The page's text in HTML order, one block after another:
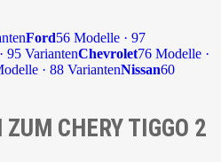
Ford56 Modelle · 97
95 VariantenChevrolet76 Modelle ·
· 88 VariantenNissan60
CHERY TIGGO 2